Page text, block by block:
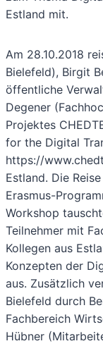
Estland mit.
Am 28.10.2018
Bielefeld), Birgit
öffentliche
Degener
Projektes
for the Digital
https://
Estland. Die
Erasmus-
Workshop
Teilnehmer mit
Kollegen aus
Konzepten der
aus. Zusätzlich
Bielefeld durch
Fachbereich
Hübner